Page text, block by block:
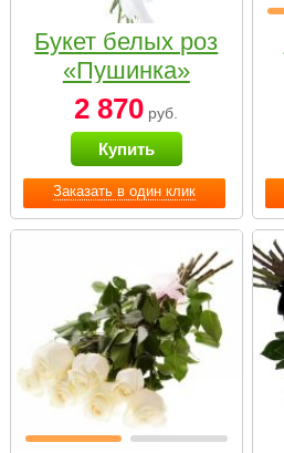
Заказать в один клик
Букет белых роз
«Пушинка»
2 870 руб.
Купить